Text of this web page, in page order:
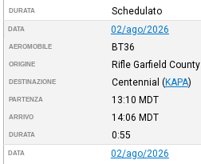
DURATA Schedulato
DATA 02/ago/2026
AEROMOBILE BT36
ORIGINE Rifle Garfield County
DESTINAZIONE Centennial (KAPA)
PARTENZA 13:10 MDT
ARRIVO 14:06 MDT
DURATA 0:55
DATA 02/ago/2026